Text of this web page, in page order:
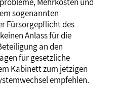
sogenannten
Fürsorgepflicht des
Anlass für die
an den
für gesetzliche
Kabinett zum jetzigen
empfehlen.